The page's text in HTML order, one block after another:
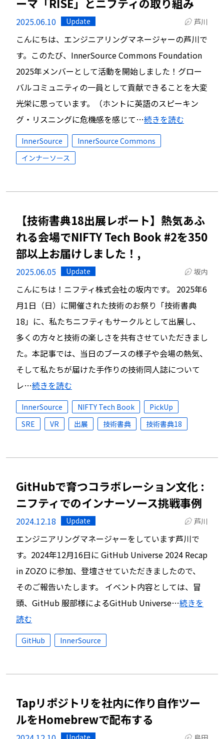
2025.06.10 Update 芦川
こんにちは、エンジニアリングマネージャーの芦川で
す。このたび、InnerSource Commons Foundation
2025年メンバーとして活動を開始しました！グロー
バルコミュニティの一員として貢献できることを大変
光栄に思っています。（ホントに英語のスピーキン
グ・リスニングに危機感を感じて…続きを読む
InnerSource
InnerSource Commons
インナーソース
【技術書典18出展レポート】熱気あふ
れる会場でNIFTY Tech Book #2を350
部以上お届けしました！,
2025.06.05 Update 坂内
こんにちは！ニフティ株式会社の坂内です。 2025年6
月1日（日）に開催された技術のお祭り「技術書典
18」に、私たちニフティもサークルとして出展し、
多くの方々と技術の楽しさを共有させていただきまし
た。本記事では、当日のブースの様子や会場の熱気、
そして私たちが届けた手作りの技術同人誌について
レ…続きを読む
InnerSource NIFTY Tech Book
PickUp
SRE
VR 出展 技術書典 技術書典18
GitHubで育つコラボレーション文化 :
ニフティでのインナーソース挑戦事例
2024.12.18 Update 芦川
エンジニアリングマネージャーをしています芦川で
す。2024年12月16日に GitHub Universe 2024 Recap
in ZOZO に参加、登壇させていただきましたので、
そのご報告いたします。 イベント内容としては、冒
頭、GitHub 服部様によるGitHub Universe…続きを
読む
GitHub InnerSource
Tapリポジトリを社内に作り自作ツー
ルをHomebrewで配布する
Update